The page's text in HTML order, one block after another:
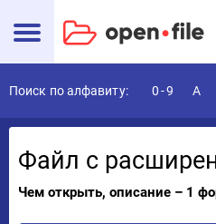
Поиск по алфавиту: 0-9 A
Файл с
Чем открыть, описание – 1